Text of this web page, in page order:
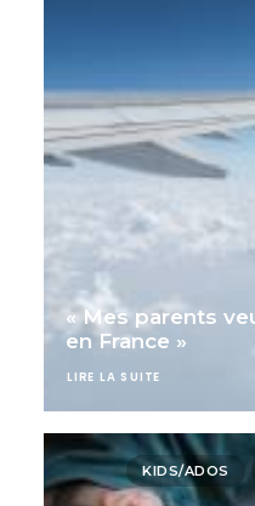
« Mes parents
en France »
LIRE LA SUITE
KIDS/ADOS